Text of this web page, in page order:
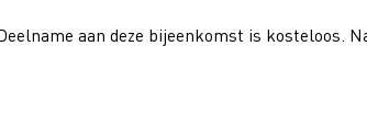
aan deze bijeenkomst is kosteloos.